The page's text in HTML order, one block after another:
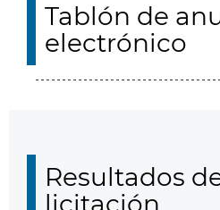
Tablón de
electrónico
Resultados
licitación